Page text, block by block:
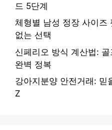
드 5단계
체형별 남성 정장 사이즈
없는 선택
신페리오 방식 계산법:
완벽 정복
강아지분양 안전거래:
Z